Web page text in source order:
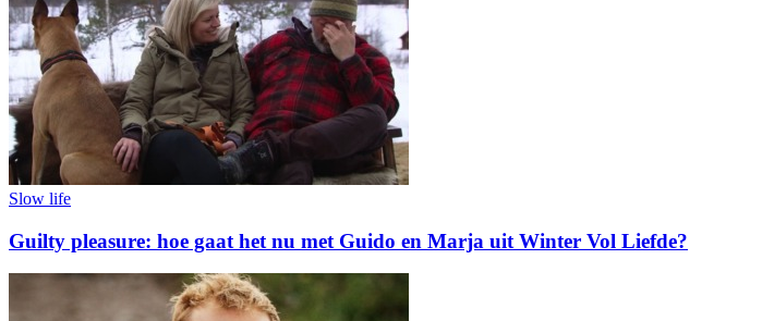
Slow life
Guilty pleasure: hoe gaat het nu met Guido en Marja uit Winter Vol Liefde?